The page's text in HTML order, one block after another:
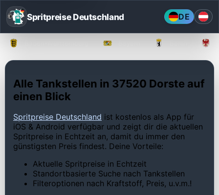
Spritpreise Deutschland DE
Alle Tankstellen in 37520 Dorste auf
einen Blick
Spritpreise Deutschland ist kostenlos als App für
iOS & Android verfügbar und zeigt dir die aktuellen
Spritpreise in Echtzeit an, damit du immer den
günstigsten Preis findest. Deine Vorteile:
Aktuelle Spritpreise in Echtzeit
Standortbasierte Suche nach Tankstellen
Filteroptionen nach Kraftstoff, Preis, u.v.m.!